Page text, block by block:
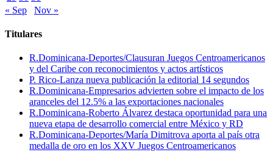
« Sep
Nov »
Titulares
R.Dominicana-Deportes/Clausuran Juegos Centroamericanos
y del Caribe con reconocimientos y actos artísticos
P. Rico-Lanza nueva publicación la editorial 14 segundos
R.Dominicana-Empresarios advierten sobre el impacto de los
aranceles del 12.5% a las exportaciones nacionales
R.Dominicana-Roberto Álvarez destaca oportunidad para una
nueva etapa de desarrollo comercial entre México y RD
R.Dominicana-Deportes/María Dimitrova aporta al país otra
medalla de oro en los XXV Juegos Centroamericanos